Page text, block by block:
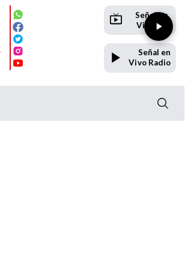
Señal en
Vivo TV
Señal en
Vivo Radio